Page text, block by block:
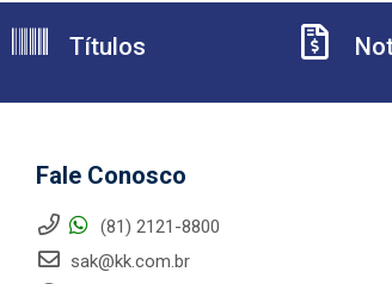
Títulos
Fale Conosco
(81) 2121-8800
sak@kk.com.br